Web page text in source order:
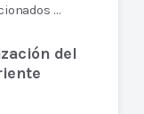
…
del